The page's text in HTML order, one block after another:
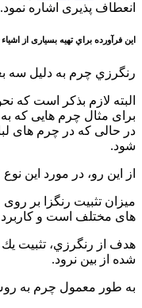
انعطاف پذيری اشاره نمود.
اين فرآورده براي تهيه بسياری از
رنگرزي چرم به دليل سه
البته لازم بذكر است
برای مثال چرم هايی كه
در حالی كه در چرم های
شود.
از اين رو، در مورد اين
ميزان تثبيت رنگزا بر روی
های مختلف است و كاربرد
هدف از رنگرزي، تثبيت
شده از بين نرود.
به طور معمول چرم به